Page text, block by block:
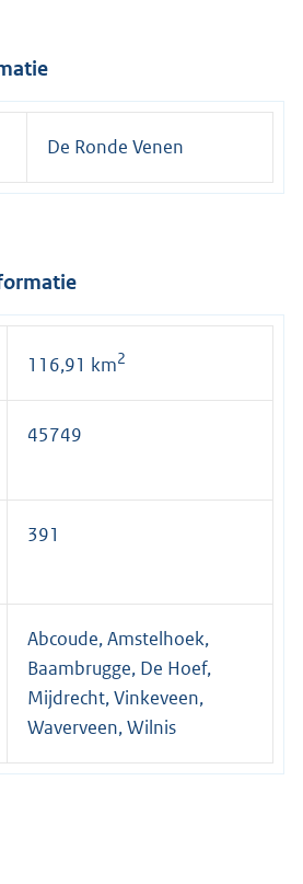
De Ronde Venen
116,91 km2
45749
391
Abcoude, Amstelhoek,
Baambrugge, De Hoef,
Mijdrecht, Vinkeveen,
Waverveen, Wilnis